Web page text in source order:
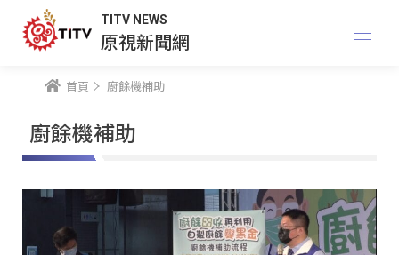
TITV NEWS
原視新聞網
首頁 廚餘機補助
廚餘機補助